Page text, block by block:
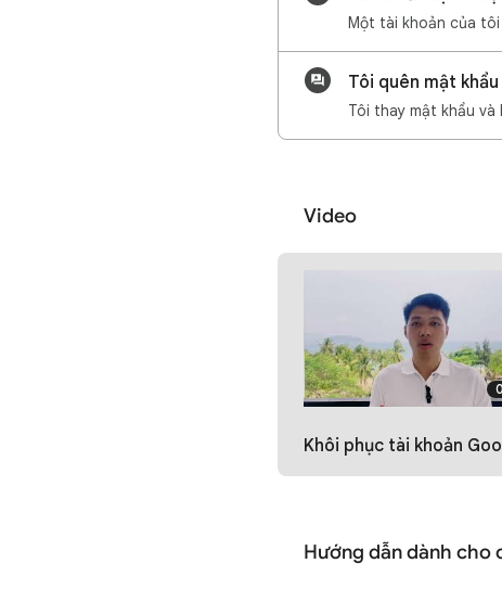
Tôi quên mật
Tôi thay mật khẩu
Video
Khôi phục tài khoản Google - cẩn thận
Hướng dẫn dành cho